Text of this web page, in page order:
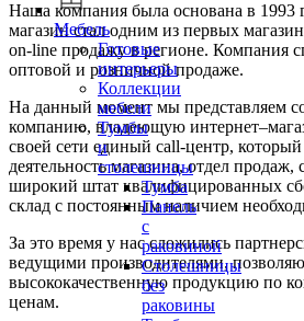
Мебель
Готовые
интерьеры
Коллекции
мебели
Тумбы
и
столешницы
Тумба
Панель
с
раковиной
Столешницы
без
раковины
Наша компания была основана в 1993
магазин стал одним из первых
on-line продажу в регионе. Компания
оптовой и розничной продаже.
На данный момент мы представляем
компанию, владеющую
своей сети единый call-центр,
деятельность магазина, отдел продаж,
широкий штат квалифицированных
склад c постоянным наличием
За это время у нас сложились
ведущими производителями,
высококачественную продукцию по
ценам.